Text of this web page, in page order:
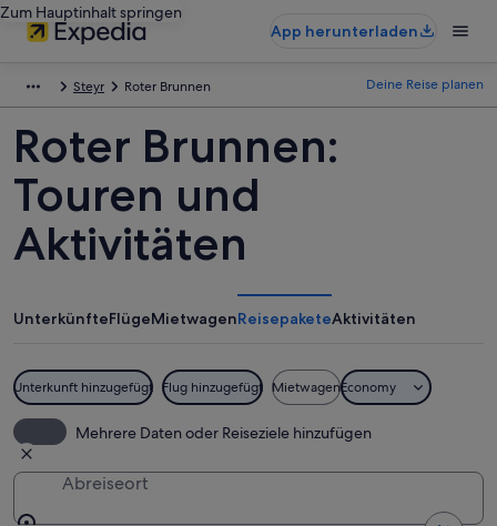
Zum Hauptinhalt springen
App herunterladen
Steyr Roter Brunnen Deine Reise planen
Roter Brunnen:
Touren und
Aktivitäten
UnterkünfteFlügeMietwagenReisepaketeAktivitäten
Unterkunft hinzugefügt Flug hinzugefügt MietwagenEconomy
Mehrere Daten oder Reiseziele hinzufügen
Abreiseort